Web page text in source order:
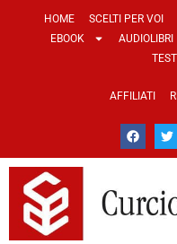
HOME SCELTI PER VOI
EBOOK
AUDIOLIBRI
AFFILIATI